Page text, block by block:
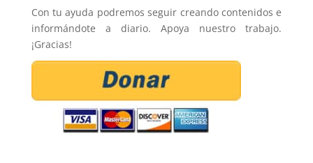
Con tu ayuda podremos seguir creando contenidos e
informándote a diario. Apoya nuestro trabajo.
¡Gracias!